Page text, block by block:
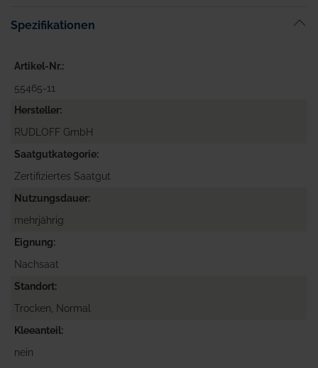
Spezifikationen
Artikel-Nr.
55465-11
Hersteller
RUDLOFF GmbH
Saatgutkategorie
Zertifiziertes Saatgut
Nutzungsdauer
mehrjährig
Eignung
Nachsaat
Standort
Trocken, Normal
Kleeanteil
nein